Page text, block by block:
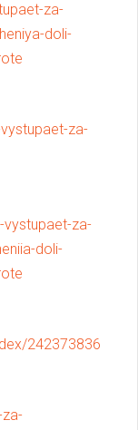
za-
doli-
za-
za-
doli-
242373836